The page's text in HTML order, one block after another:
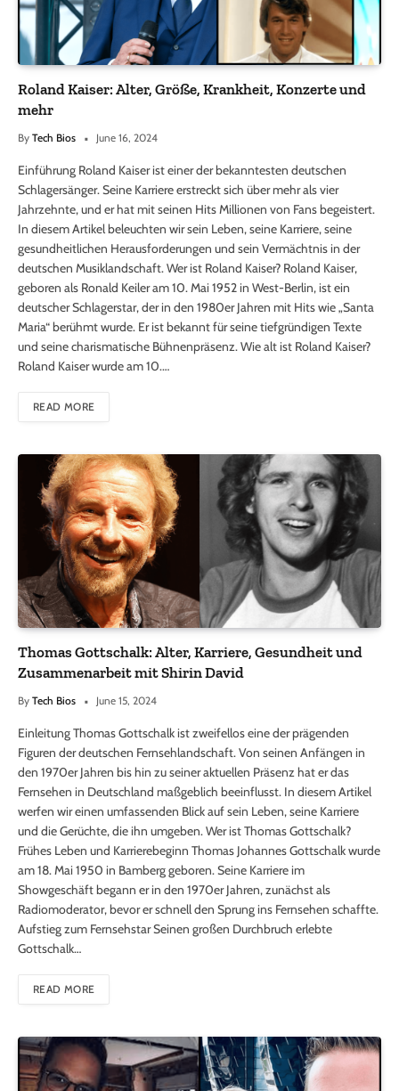
Roland Kaiser: Alter, Größe, Krankheit, Konzerte und
mehr
By Tech Bios June 16, 2024
Einführung Roland Kaiser ist einer der bekanntesten deutschen
Schlagersänger. Seine Karriere erstreckt sich über mehr als vier
Jahrzehnte, und er hat mit seinen Hits Millionen von Fans begeistert.
In diesem Artikel beleuchten wir sein Leben, seine Karriere, seine
gesundheitlichen Herausforderungen und sein Vermächtnis in der
deutschen Musiklandschaft. Wer ist Roland Kaiser? Roland Kaiser,
geboren als Ronald Keiler am 10. Mai 1952 in West-Berlin, ist ein
deutscher Schlagerstar, der in den 1980er Jahren mit Hits wie „Santa
Maria“ berühmt wurde. Er ist bekannt für seine tiefgründigen Texte
und seine charismatische Bühnenpräsenz. Wie alt ist Roland Kaiser?
Roland Kaiser wurde am 10.…
READ MORE
Thomas Gottschalk: Alter, Karriere, Gesundheit und
Zusammenarbeit mit Shirin David
By Tech Bios June 15, 2024
Einleitung Thomas Gottschalk ist zweifellos eine der prägenden
Figuren der deutschen Fernsehlandschaft. Von seinen Anfängen in
den 1970er Jahren bis hin zu seiner aktuellen Präsenz hat er das
Fernsehen in Deutschland maßgeblich beeinflusst. In diesem Artikel
werfen wir einen umfassenden Blick auf sein Leben, seine Karriere
und die Gerüchte, die ihn umgeben. Wer ist Thomas Gottschalk?
Frühes Leben und Karrierebeginn Thomas Johannes Gottschalk wurde
am 18. Mai 1950 in Bamberg geboren. Seine Karriere im
Showgeschäft begann er in den 1970er Jahren, zunächst als
Radiomoderator, bevor er schnell den Sprung ins Fernsehen schaffte.
Aufstieg zum Fernsehstar Seinen großen Durchbruch erlebte
Gottschalk…
READ MORE